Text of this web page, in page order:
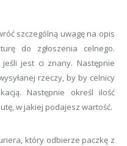
szczególną uwagę na opis
do zgłoszenia celnego.
jest ci znany. Następnie
rzeczy, by by celnicy
Następnie określ ilość
w jakiej podajesz wartość.
który odbierze paczkę z